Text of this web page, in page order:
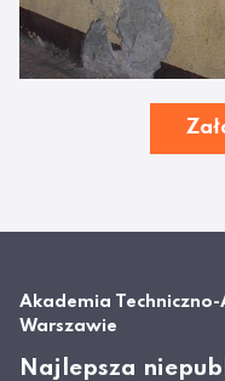
Akademia
Warszawie
Najlepsza